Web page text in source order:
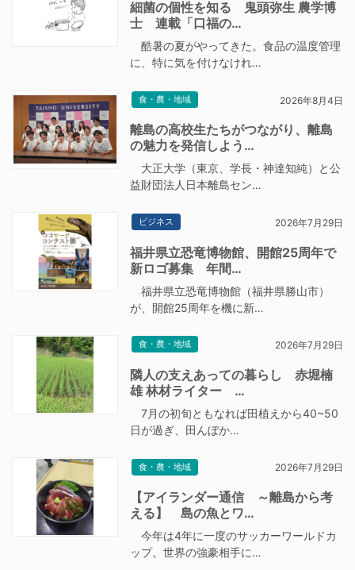
細菌の個性を知る 鬼頭弥生 農学博
士 連載「口福の…
酷暑の夏がやってきた。食品の温度管理
に、特に気を付けなけれ…
食・農・地域 2026年8月4日
離島の高校生たちがつながり、離島
の魅力を発信しよう…
大正大学（東京、学長・神達知純）と公
益財団法人日本離島セン…
ビジネス 2026年7月29日
福井県立恐竜博物館、開館25周年で
新ロゴ募集 年間…
福井県立恐竜博物館（福井県勝山市）
が、開館25周年を機に新…
食・農・地域 2026年7月29日
隣人の支えあっての暮らし 赤堀楠
雄 林材ライター …
7月の初旬ともなれば田植えから40~50
日が過ぎ、田んぼか…
食・農・地域 2026年7月29日
【アイランダー通信 ～離島から考
える】 島の魚とワ…
今年は4年に一度のサッカーワールドカ
ップ。世界の強豪相手に…